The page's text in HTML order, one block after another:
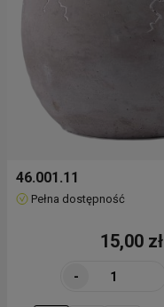
46.001.11
Pełna dostępność
15,00 zł
-